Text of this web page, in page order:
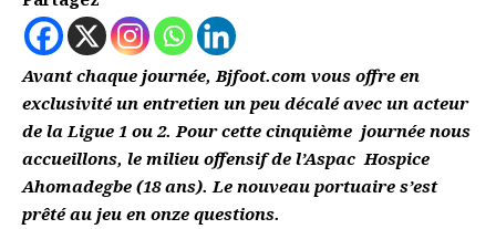
Avant chaque journée, Bjfoot.com vous offre en
exclusivité un entretien un peu décalé avec un acteur
de la Ligue 1 ou 2. Pour cette cinquième journée nous
accueillons, le milieu offensif de l’Aspac Hospice
Ahomadegbe (18 ans). Le nouveau portuaire s’est
prêté au jeu en onze questions.